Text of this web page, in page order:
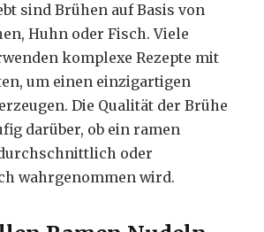
sind Brühen auf Basis von
Huhn oder Fisch. Viele
komplexe Rezepte mit
um einen einzigartigen
Die Qualität der Brühe
darüber, ob ein ramen
oder
wahrgenommen wird.